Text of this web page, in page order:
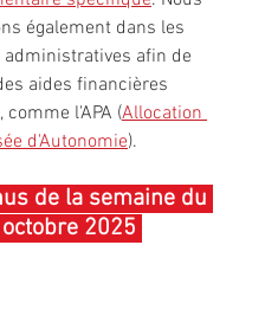
également dans les
afin de
aides financières
comme l'APA (Allocation
d'Autonomie).
2025